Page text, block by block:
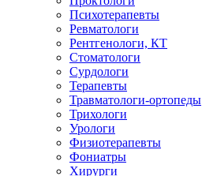
Психотерапевты
Ревматологи
Рентгенологи, КТ
Стоматологи
Сурдологи
Терапевты
Травматологи-ортопеды
Трихологи
Урологи
Физиотерапевты
Фониатры
Хирурги